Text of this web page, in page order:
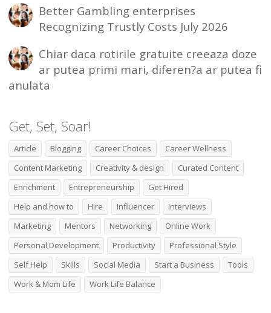
Better Gambling enterprises
Recognizing Trustly Costs July 2026
Chiar daca rotirile gratuite creeaza doze
ar putea primi mari, diferen?a ar putea fi
anulata
Get, Set, Soar!
Article Blogging Career Choices
Career Wellness
Content Marketing
Creativity & design
Curated Content
Enrichment
Entrepreneurship
Get Hired
Help and how to
Hire Influencer
Interviews
Marketing
Mentors Networking
Online Work
Personal Development
Productivity
Professional Style
Self Help
Skills Social Media Start a Business
Tools
Work & Mom Life
Work Life Balance